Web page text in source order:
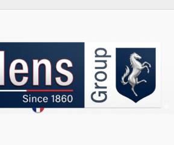
la
page
du
produit
être
page
du